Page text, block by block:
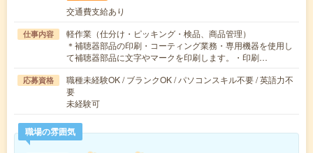
交通費支給あり
仕事内容
軽作業（仕分け・ピッキング・検品、商品管理）
＊補聴器部品の印刷・コーティング業務・専用機器を使用し
て補聴器部品に文字やマークを印刷します。・印刷…
応募資格
職種未経験OK / ブランクOK / パソコンスキル不要 / 英語力不
要
未経験可
職場の雰囲気